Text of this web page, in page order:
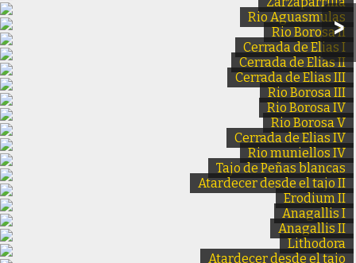
Rio Aguasmulas
Rio Borosa II
Cerrada de Elias I
Cerrada de Elias II
Cerrada de Elias III
Rio Borosa III
Rio Borosa IV
Rio Borosa V
Cerrada de Elias IV
Rio muniellos IV
Tajo de Peñas blancas
Atardecer desde el tajo II
Erodium II
Anagallis I
Anagallis II
Lithodora
Atardecer desde el tajo